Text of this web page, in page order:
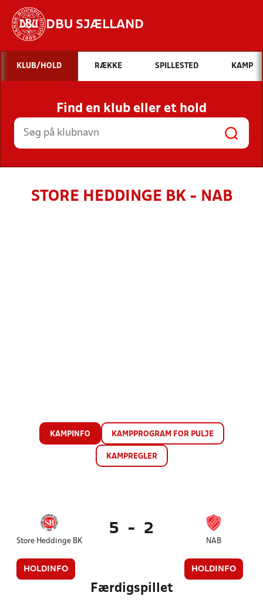
DBU SJÆLLAND
Hvad vil du søge efter?
INDHOLD OG NYHEDER
STILLINGER, RESULTATER, KLUBBER OG
HOLD
KLUB/HOLD RÆKKE SPILLESTED KAMP
Find en klub eller et hold
STORE HEDDINGE BK - NAB
KAMPINFO KAMPPROGRAM FOR PULJE
KAMPREGLER
Store Heddinge BK
HOLDINFO
5 - 2
NAB
HOLDINFO
Færdigspillet